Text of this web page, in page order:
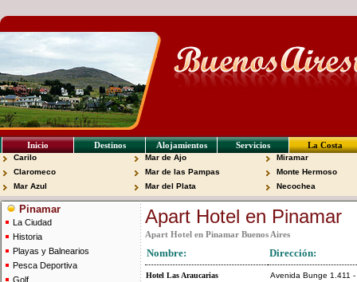
Inicio Destinos Alojamientos Servicios La Costa
Carilo
Claromeco
Mar Azul
Mar de Ajo
Mar de las Pampas
Mar del Plata
Miramar
Monte Hermoso
Necochea
Pinamar
La Ciudad
Historia
Playas y Balnearios
Pesca Deportiva
Golf
Apart Hotel en Pinamar
Apart Hotel en Pinamar Buenos Aires
Nombre: Dirección:
Hotel Las Araucarias Avenida Bunge 1.411 -